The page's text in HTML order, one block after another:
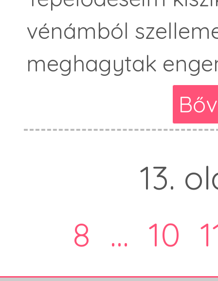
vénámból
meghagytak
13.
8 ... 10